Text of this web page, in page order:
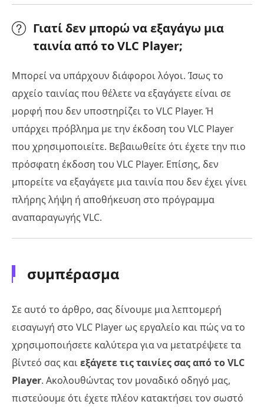
Γιατί δεν μπορώ να εξαγάγω μια
ταινία από το VLC Player;
Μπορεί να υπάρχουν διάφοροι λόγοι. Ίσως το
αρχείο ταινίας που θέλετε να εξαγάγετε είναι σε
μορφή που δεν υποστηρίζει το VLC Player. Ή
υπάρχει πρόβλημα με την έκδοση του VLC Player
που χρησιμοποιείτε. Βεβαιωθείτε ότι έχετε την πιο
πρόσφατη έκδοση του VLC Player. Επίσης, δεν
μπορείτε να εξαγάγετε μια ταινία που δεν έχει γίνει
πλήρης λήψη ή αποθήκευση στο πρόγραμμα
αναπαραγωγής VLC.
συμπέρασμα
Σε αυτό το άρθρο, σας δίνουμε μια λεπτομερή
εισαγωγή στο VLC Player ως εργαλείο και πώς να το
χρησιμοποιήσετε καλύτερα για να μετατρέψετε τα
βίντεό σας καιεξάγετε τις ταινίες σας από το VLC
Player. Ακολουθώντας τον μοναδικό οδηγό μας,
πιστεύουμε ότι έχετε πλέον κατακτήσει τον σωστό